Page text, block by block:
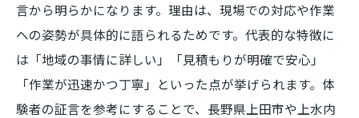
言から明らかになります。理由は、現場での対応や作業
への姿勢が具体的に語られるためです。代表的な特徴に
は「地域の事情に詳しい」「見積もりが明確で安心」
「作業が迅速かつ丁寧」といった点が挙げられます。体
験者の証言を参考にすることで、長野県上田市や上水内